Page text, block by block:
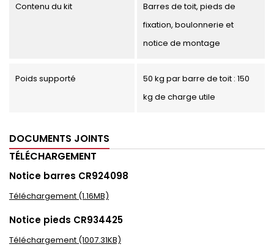
Contenu du kit
Barres de toit, pieds de
fixation, boulonnerie et
notice de montage
Poids supporté
50 kg par barre de toit : 150
kg de charge utile
DOCUMENTS JOINTS
TÉLÉCHARGEMENT
Notice barres CR924098
Téléchargement (1.16MB)
Notice pieds CR934425
Téléchargement (1007.31KB)